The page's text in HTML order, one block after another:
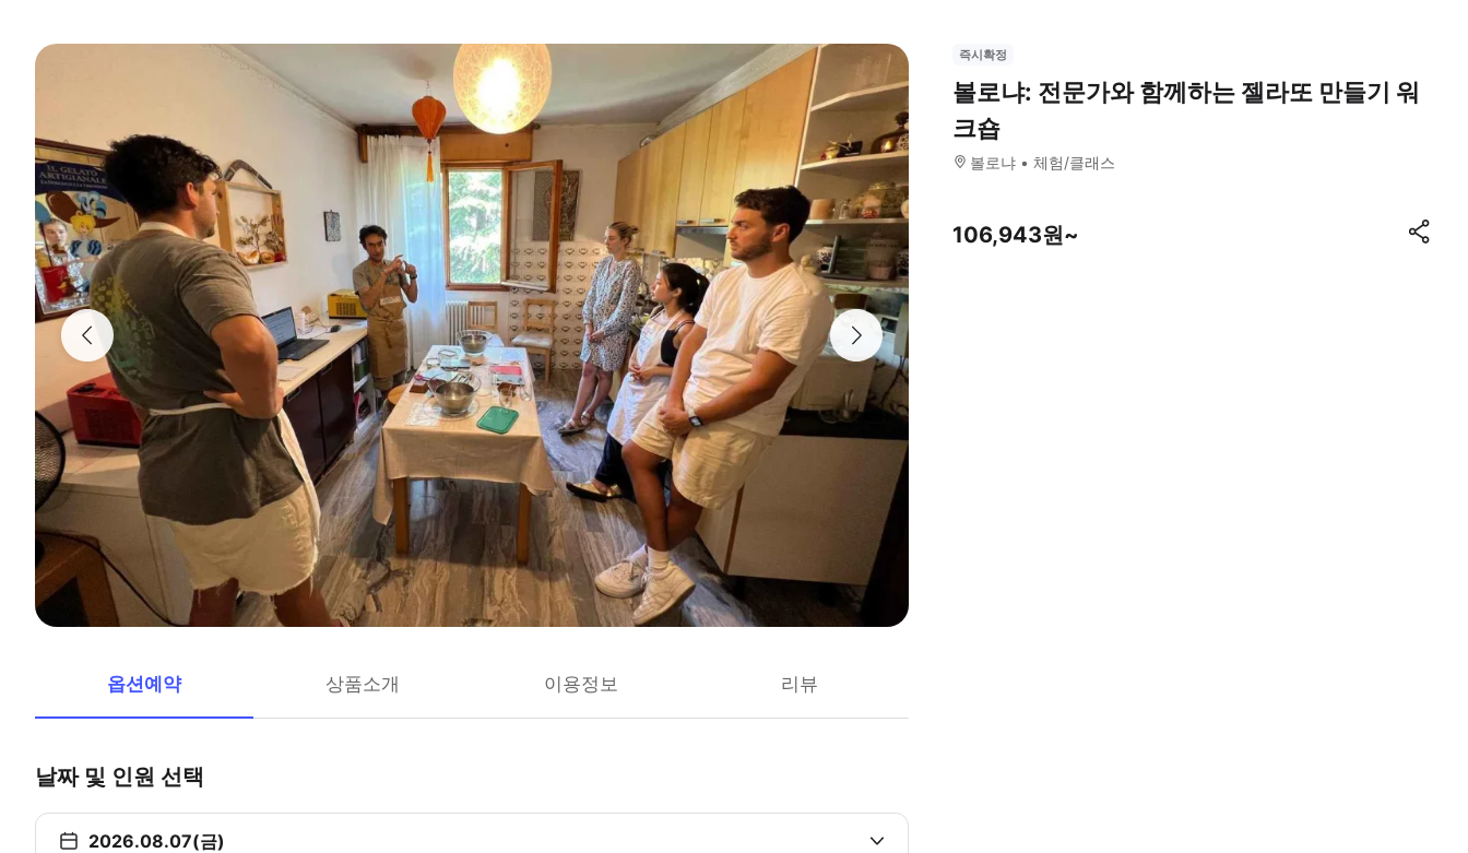
옵션예약 상품소개 이용정보 리뷰
날짜 및 인원 선택
2026.08.07(금)
즉시확정
볼로냐: 전문가와 함께하는 젤라또 만들기 워
크숍
볼로냐 체험/클래스
106,943원~